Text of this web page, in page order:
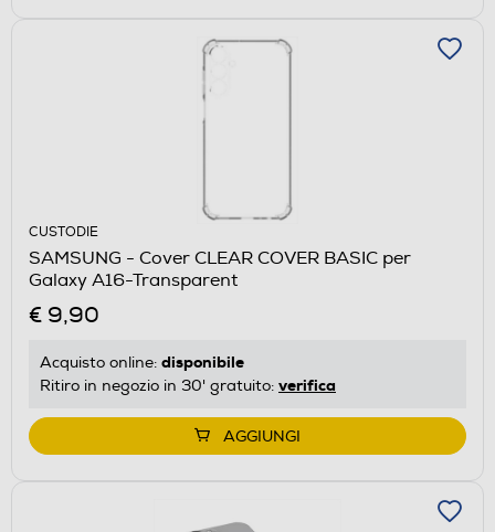
CUSTODIE
SAMSUNG - Cover CLEAR COVER BASIC per
Galaxy A16-Transparent
€ 9,90
Acquisto online: disponibile
Ritiro in negozio in 30' gratuito: verifica
AGGIUNGI